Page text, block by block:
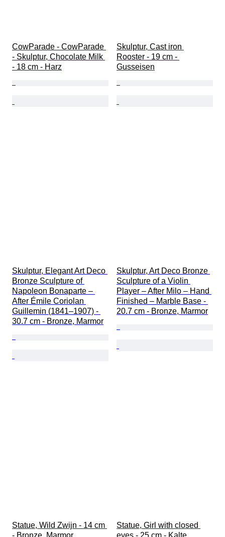
CowParade - CowParade
- Skulptur, Chocolate Milk
- 18 cm - Harz
Skulptur, Cast iron
Rooster - 19 cm -
Gusseisen
Skulptur, Elegant Art Deco
Bronze Sculpture of
Napoleon Bonaparte –
After Émile Coriolan
Guillemin (1841–1907) -
30.7 cm - Bronze, Marmor
Skulptur, Art Deco Bronze
Sculpture of a Violin
Player – After Milo – Hand
Finished – Marble Base -
20.7 cm - Bronze, Marmor
Statue, Wild Zwijn - 14 cm
Statue, Girl with closed